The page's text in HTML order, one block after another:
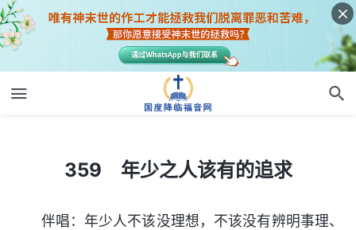
359 年少之人该有的追求
伴唱：年少人不该没理想，不该没有辨明事理、